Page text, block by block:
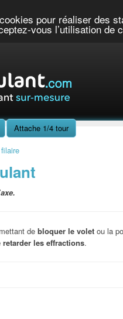
pour réaliser des
vous l’utilisation de
Attache 1/4 tour
de bloquer le voletou la
retarder les effractions.